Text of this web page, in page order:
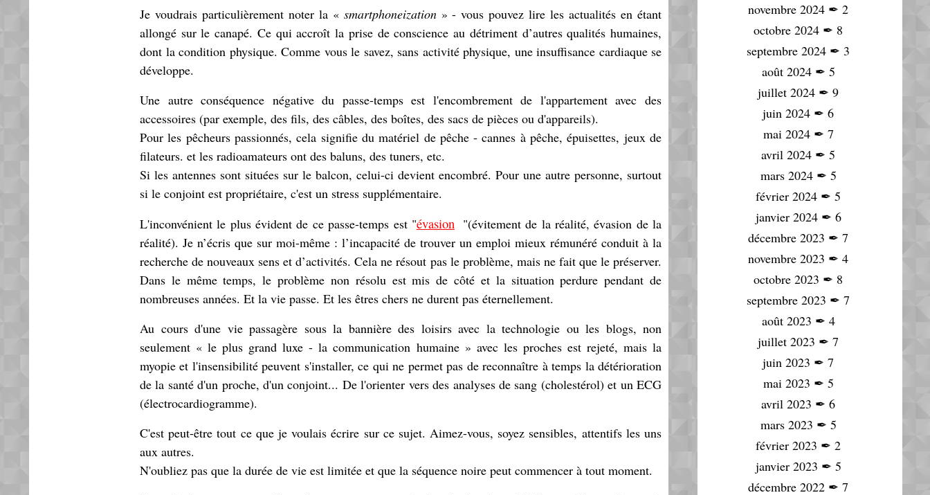
Je voudrais particulièrement noter la « smartphoneization» - vous pouvez lire les actualités en étant
allongé sur le canapé. Ce qui accroît la prise de conscience au détriment d’autres qualités humaines,
dont la condition physique. Comme vous le savez, sans activité physique, une insuffisance cardiaque se
développe.
Une autre conséquence négative du passe-temps est l'encombrement de l'appartement avec des
accessoires (par exemple, des fils, des câbles, des boîtes, des sacs de pièces ou d'appareils).
Pour les pêcheurs passionnés, cela signifie du matériel de pêche - cannes à pêche, épuisettes, jeux de
filateurs. et les radioamateurs ont des baluns, des tuners, etc.
Si les antennes sont situées sur le balcon, celui-ci devient encombré. Pour une autre personne, surtout
si le conjoint est propriétaire, c'est un stress supplémentaire.
L'inconvénient le plus évident de ce passe-temps est "évasion "(évitement de la réalité, évasion de la
réalité). Je n’écris que sur moi-même : l’incapacité de trouver un emploi mieux rémunéré conduit à la
recherche de nouveaux sens et d’activités. Cela ne résout pas le problème, mais ne fait que le préserver.
Dans le même temps, le problème non résolu est mis de côté et la situation perdure pendant de
nombreuses années. Et la vie passe. Et les êtres chers ne durent pas éternellement.
Au cours d'une vie passagère sous la bannière des loisirs avec la technologie ou les blogs, non
seulement « le plus grand luxe - la communication humaine » avec les proches est rejeté, mais la
myopie et l'insensibilité peuvent s'installer, ce qui ne permet pas de reconnaître à temps la détérioration
de la santé d'un proche, d'un conjoint... De l'orienter vers des analyses de sang (cholestérol) et un ECG
(électrocardiogramme).
C'est peut-être tout ce que je voulais écrire sur ce sujet. Aimez-vous, soyez sensibles, attentifs les uns
aux autres.
N'oubliez pas que la durée de vie est limitée et que la séquence noire peut commencer à tout moment.
novembre 2024 ✒ 2
octobre 2024 ✒ 8
septembre 2024 ✒ 3
août 2024✒ 5
juillet 2024 ✒ 9
juin 2024 ✒ 6
mai 2024✒ 7
avril 2024 ✒ 5
mars 2024✒ 5
février 2024 ✒ 5
janvier 2024✒ 6
décembre 2023 ✒ 7
novembre 2023 ✒ 4
octobre 2023 ✒ 8
septembre 2023 ✒ 7
août 2023 ✒ 4
juillet 2023 ✒ 7
juin 2023 ✒ 7
mai 2023 ✒ 5
avril 2023 ✒ 6
mars 2023 ✒ 5
février 2023 ✒ 2
janvier 2023 ✒ 5
décembre 2022 ✒ 7